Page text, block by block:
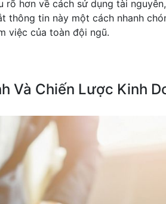
rõ hơn về cách sử dụng tài
thông tin này một cách nhanh
việc của toàn đội ngũ.
Và Chiến Lược Kinh